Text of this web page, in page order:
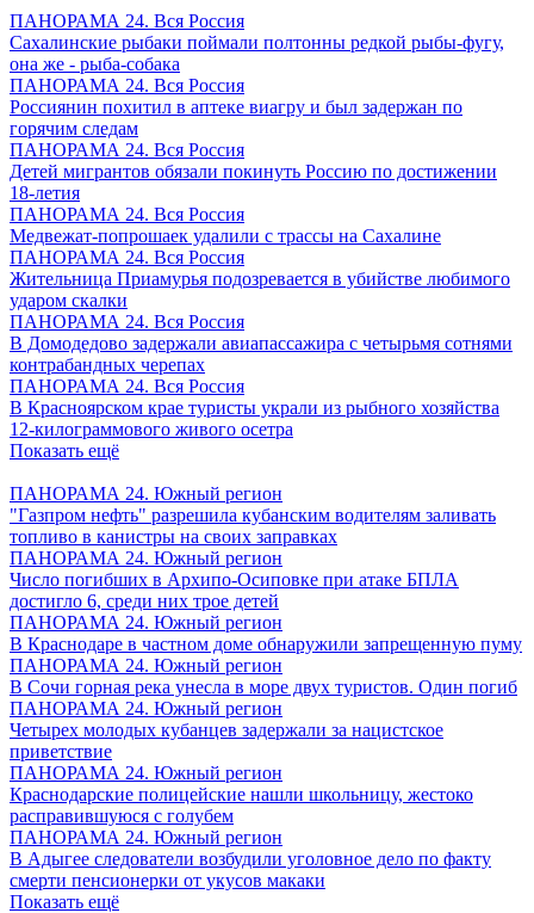
ПАНОРАМА 24. Вся Россия
Сахалинские рыбаки поймали полтонны редкой рыбы-фугу,
она же - рыба-собака
ПАНОРАМА 24. Вся Россия
Россиянин похитил в аптеке виагру и был задержан по
горячим следам
ПАНОРАМА 24. Вся Россия
Детей мигрантов обязали покинуть Россию по достижении
18-летия
ПАНОРАМА 24. Вся Россия
Медвежат-попрошаек удалили с трассы на Сахалине
ПАНОРАМА 24. Вся Россия
Жительница Приамурья подозревается в убийстве любимого
ударом скалки
ПАНОРАМА 24. Вся Россия
В Домодедово задержали авиапассажира с четырьмя сотнями
контрабандных черепах
ПАНОРАМА 24. Вся Россия
В Красноярском крае туристы украли из рыбного хозяйства
12-килограммового живого осетра
Показать ещё
ПАНОРАМА 24. Южный регион
"Газпром нефть" разрешила кубанским водителям заливать
топливо в канистры на своих заправках
ПАНОРАМА 24. Южный регион
Число погибших в Архипо-Осиповке при атаке БПЛА
достигло 6, среди них трое детей
ПАНОРАМА 24. Южный регион
В Краснодаре в частном доме обнаружили запрещенную пуму
ПАНОРАМА 24. Южный регион
В Сочи горная река унесла в море двух туристов. Один погиб
ПАНОРАМА 24. Южный регион
Четырех молодых кубанцев задержали за нацистское
приветствие
ПАНОРАМА 24. Южный регион
Краснодарские полицейские нашли школьницу, жестоко
расправившуюся с голубем
ПАНОРАМА 24. Южный регион
В Адыгее следователи возбудили уголовное дело по факту
смерти пенсионерки от укусов макаки
Показать ещё